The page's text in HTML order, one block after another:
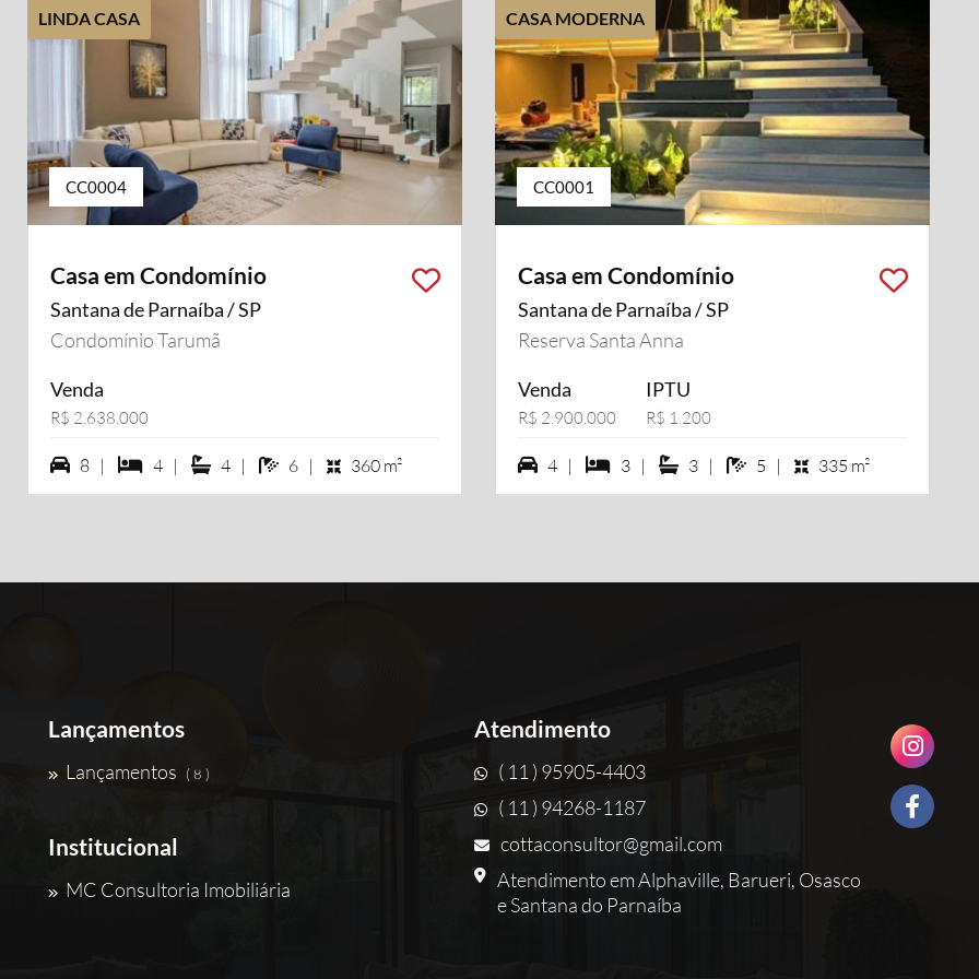
LINDA CASA
CC0004
Casa em Condomínio
Santana de Parnaíba / SP
Condomínio Tarumã
Venda
R$ 2.638.000
8 vagas na garagem
8 | 4 dormiórios
4 | 4 suítes
4 | 6 banheiros
6 | 360 m²
CASA MODERNA
CC0001
Casa em Condomínio
Santana de Parnaíba / SP
Reserva Santa Anna
Venda
R$ 2.900.000
IPTU
R$ 1.200
4 vagas na garagem
4 | 3 dormiórios
3 | 3 suítes
3 | 5 banheiros
5 | 335 m²
Lançamentos
Lançamentos ( 8 )
Institucional
MC Consultoria Imobiliária
Atendimento
( 11 ) 95905-4403
( 11 ) 94268-1187
cottaconsultor@gmail.com
Atendimento em Alphaville, Barueri, Osasco
e Santana do Parnaíba